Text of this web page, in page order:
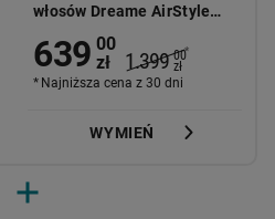
włosów Dreame AirStyle
Shine, 1200 W, 5 końcówek
639 00
zł
1.399 00
zł
*
Najniższa cena z 30 dni
WYMIEŃ